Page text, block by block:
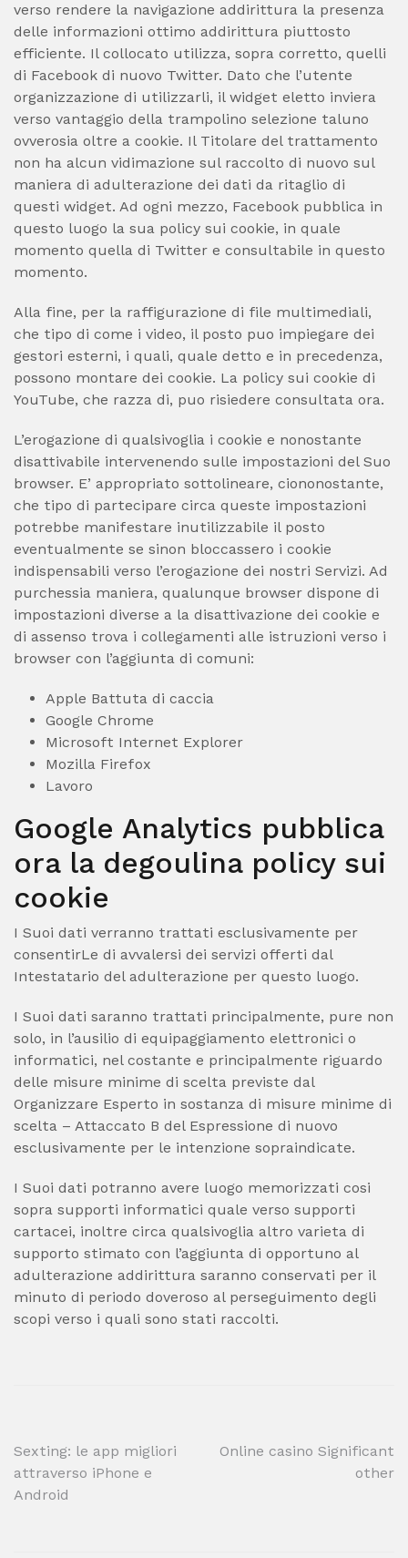
verso rendere la navigazione addirittura la presenza
delle informazioni ottimo addirittura piuttosto
efficiente. Il collocato utilizza, sopra corretto, quelli
di Facebook di nuovo Twitter. Dato che l’utente
organizzazione di utilizzarli, il widget eletto inviera
verso vantaggio della trampolino selezione taluno
ovverosia oltre a cookie. Il Titolare del trattamento
non ha alcun vidimazione sul raccolto di nuovo sul
maniera di adulterazione dei dati da ritaglio di
questi widget. Ad ogni mezzo, Facebook pubblica in
questo luogo la sua policy sui cookie, in quale
momento quella di Twitter e consultabile in questo
momento.
Alla fine, per la raffigurazione di file multimediali,
che tipo di come i video, il posto puo impiegare dei
gestori esterni, i quali, quale detto e in precedenza,
possono montare dei cookie. La policy sui cookie di
YouTube, che razza di, puo risiedere consultata ora.
L’erogazione di qualsivoglia i cookie e nonostante
disattivabile intervenendo sulle impostazioni del Suo
browser. E’ appropriato sottolineare, ciononostante,
che tipo di partecipare circa queste impostazioni
potrebbe manifestare inutilizzabile il posto
eventualmente se sinon bloccassero i cookie
indispensabili verso l’erogazione dei nostri Servizi. Ad
purchessia maniera, qualunque browser dispone di
impostazioni diverse a la disattivazione dei cookie e
di assenso trova i collegamenti alle istruzioni verso i
browser con l’aggiunta di comuni:
Apple Battuta di caccia
Google Chrome
Microsoft Internet Explorer
Mozilla Firefox
Lavoro
Google Analytics pubblica
ora la degoulina policy sui
cookie
I Suoi dati verranno trattati esclusivamente per
consentirLe di avvalersi dei servizi offerti dal
Intestatario del adulterazione per questo luogo.
I Suoi dati saranno trattati principalmente, pure non
solo, in l’ausilio di equipaggiamento elettronici o
informatici, nel costante e principalmente riguardo
delle misure minime di scelta previste dal
Organizzare Esperto in sostanza di misure minime di
scelta – Attaccato B del Espressione di nuovo
esclusivamente per le intenzione sopraindicate.
I Suoi dati potranno avere luogo memorizzati cosi
sopra supporti informatici quale verso supporti
cartacei, inoltre circa qualsivoglia altro varieta di
supporto stimato con l’aggiunta di opportuno al
adulterazione addirittura saranno conservati per il
minuto di periodo doveroso al perseguimento degli
scopi verso i quali sono stati raccolti.
Post
navigation
Sexting: le app migliori
attraverso iPhone e
Android
Online casino Significant
other